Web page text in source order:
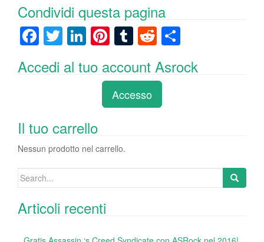
Condividi questa pagina
F
c
o
o
k
T
wi
tt
Li
k
n
Pi
er
e
st
T
m
bl
r
R
e
d
di
t
n
Accedi al tuo account Asrock
Accesso
Il tuo carrello
Nessun prodotto nel carrello.
Search
Articoli recenti